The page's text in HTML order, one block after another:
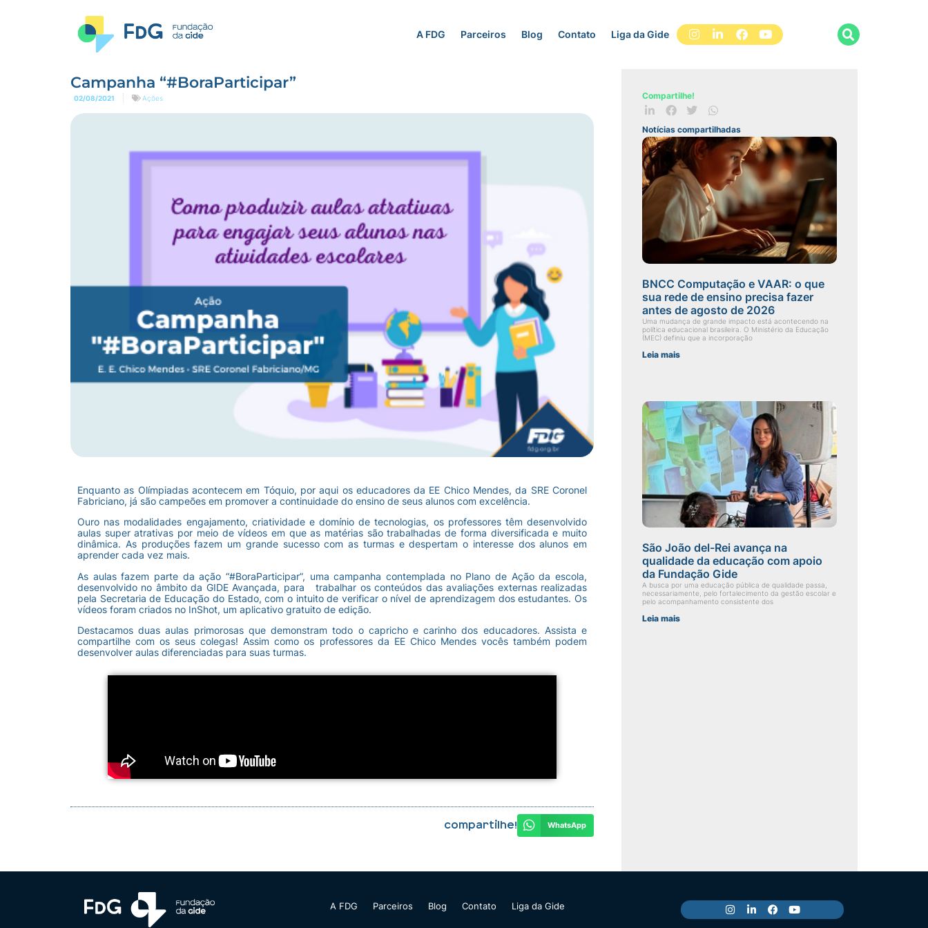
A FDG Parceiros Blog Contato Liga da Gide
Campanha “#BoraParticipar”
02/08/2021 Ações
Enquanto as Olímpiadas acontecem em Tóquio, por aqui os educadores da EE Chico Mendes, da SRE Coronel
Fabriciano, já são campeões em promover a continuidade do ensino de seus alunos com excelência.
Ouro nas modalidades engajamento, criatividade e domínio de tecnologias, os professores têm desenvolvido
aulas super atrativas por meio de vídeos em que as matérias são trabalhadas de forma diversificada e muito
dinâmica. As produções fazem um grande sucesso com as turmas e despertam o interesse dos alunos em
aprender cada vez mais.
As aulas fazem parte da ação “#BoraParticipar”, uma campanha contemplada no Plano de Ação da escola,
desenvolvido no âmbito da GIDE Avançada, para trabalhar os conteúdos das avaliações externas realizadas
pela Secretaria de Educação do Estado, com o intuito de verificar o nível de aprendizagem dos estudantes. Os
vídeos foram criados no InShot, um aplicativo gratuito de edição.
Destacamos duas aulas primorosas que demonstram todo o capricho e carinho dos educadores. Assista e
compartilhe com os seus colegas! Assim como os professores da EE Chico Mendes vocês também podem
desenvolver aulas diferenciadas para suas turmas.
Compartilhe! WhatsApp
Compartilhe!
Notícias compartilhadas
BNCC Computação e VAAR: o que
sua rede de ensino precisa fazer
antes de agosto de 2026
Uma mudança de grande impacto está acontecendo na
política educacional brasileira. O Ministério da Educação
(MEC) definiu que a incorporação
Leia mais
São João del-Rei avança na
qualidade da educação com apoio
da Fundação Gide
A busca por uma educação pública de qualidade passa,
necessariamente, pelo fortalecimento da gestão escolar e
pelo acompanhamento consistente dos
Leia mais
A FDG Parceiros Blog Contato Liga da Gide